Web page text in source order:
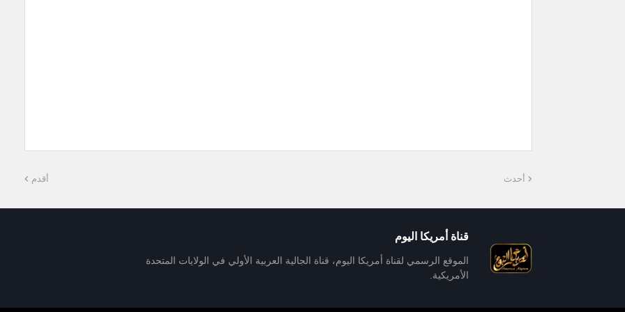
أحدث أقدم
قناة أمريكا اليوم
الموقع الرسمي لقناة أمريكا اليوم، قناة الجالية العربية الأولي في الولايات المتحدة
الأمريكية.